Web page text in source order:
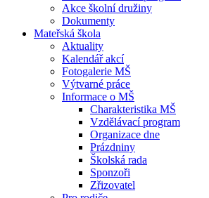
Akce školní družiny
Dokumenty
Mateřská škola
Aktuality
Kalendář akcí
Fotogalerie MŠ
Výtvarné práce
Informace o MŠ
Charakteristika MŠ
Vzdělávací program
Organizace dne
Prázdniny
Školská rada
Sponzoři
Zřizovatel